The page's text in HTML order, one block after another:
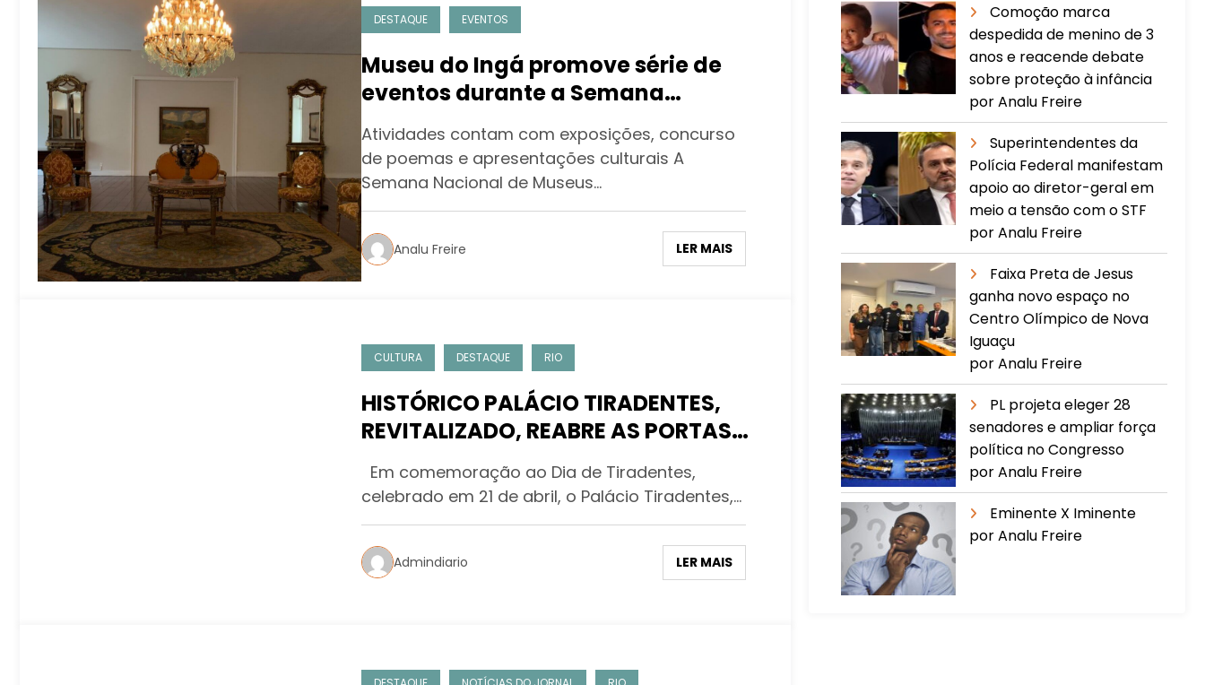
DESTAQUE EVENTOS
Museu do Ingá promove série de
eventos durante a Semana
Nacional de Museus
Atividades contam com exposições, concurso
de poemas e apresentações culturais A
Semana Nacional de Museus…
Analu Freire LER MAIS
CULTURA DESTAQUE RIO
HISTÓRICO PALÁCIO TIRADENTES,
REVITALIZADO, REABRE AS PORTAS
PARA VISITAS GUIADAS
Em comemoração ao Dia de Tiradentes,
celebrado em 21 de abril, o Palácio Tiradentes,…
Admindiario LER MAIS
Comoção marca
despedida de menino de 3
anos e reacende debate
sobre proteção à infância
por Analu Freire
Superintendentes da
Polícia Federal manifestam
apoio ao diretor-geral em
meio a tensão com o STF
por Analu Freire
Faixa Preta de Jesus
ganha novo espaço no
Centro Olímpico de Nova
Iguaçu
por Analu Freire
PL projeta eleger 28
senadores e ampliar força
política no Congresso
por Analu Freire
Eminente X Iminente
por Analu Freire